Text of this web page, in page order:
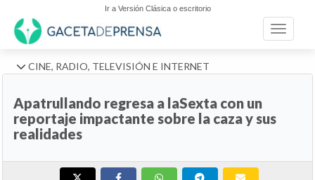
Ir a Versión Clásica o escritorio
Toggle
CINE, RADIO, TELEVISIÓN E INTERNET
Apatrullando regresa a laSexta con un
reportaje impactante sobre la caza y sus
realidades